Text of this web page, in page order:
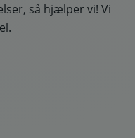
så hjælper vi! Vi